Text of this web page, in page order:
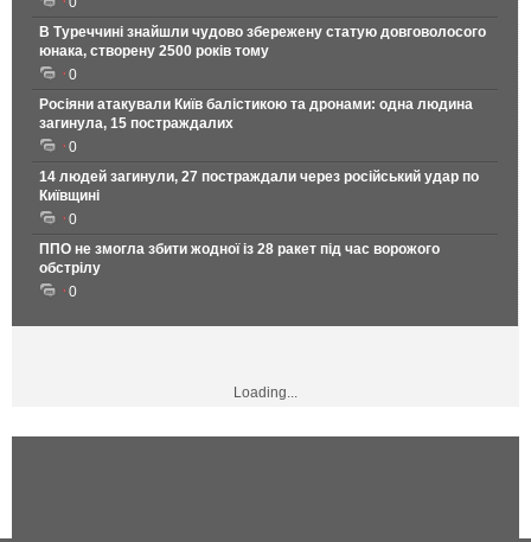
В Туреччині знайшли чудово збережену статую довговолосого
юнака, створену 2500 років тому
0
Росіяни атакували Київ балістикою та дронами: одна людина
загинула, 15 постраждалих
0
14 людей загинули, 27 постраждали через російський удар по
Київщині
0
ППО не змогла збити жодної із 28 ракет під час ворожого
обстрілу
0
Loading...